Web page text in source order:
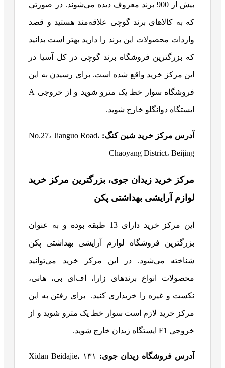
بیش از 900 برند معروف دیده می‌شوند. در صورتی
که به کالاهای برند گوچی علاقه‌مند هستید و قصد
واردات محصولات این برند را دارید بهتر است بدانید
که بزرگترین فروشگاه برند گوچی در کل آسیا در
این مرکز خرید واقع شده است. برای رسیدن به این
فروشگاه سوار خط یک مترو شوید و از خروجی A
ایستگاه دوانگلو خارج شوید.
آدرس مرکز خرید شین کنگ: No.27، Jianguo Road،
Chaoyang District، Beijing
مرکز خرید زیدان جوی، بزرگترین مرکز خرید
لوازم آرایشی بهداشتی پکن
این مرکز خرید دارای 13 طبقه بوده و به عنوان
بزرگترین فروشگاه لوازم آرایشی بهداشتی پکن
شناخته می‌شود. در این مرکز خرید می‌توانید
محصولات انواع برندهای زارا، اف‌ای بی، هانی،
نکست و غیره را خریداری کنید. برای رفتن به این
مرکز خرید لازم است سوار خط یک مترو شوید و از
خروجی F1 ایستگاه زیدان خارج شوید.
آدرس فروشگاه زیدان جوی: ۱۳۱ Xidan Beidajie،